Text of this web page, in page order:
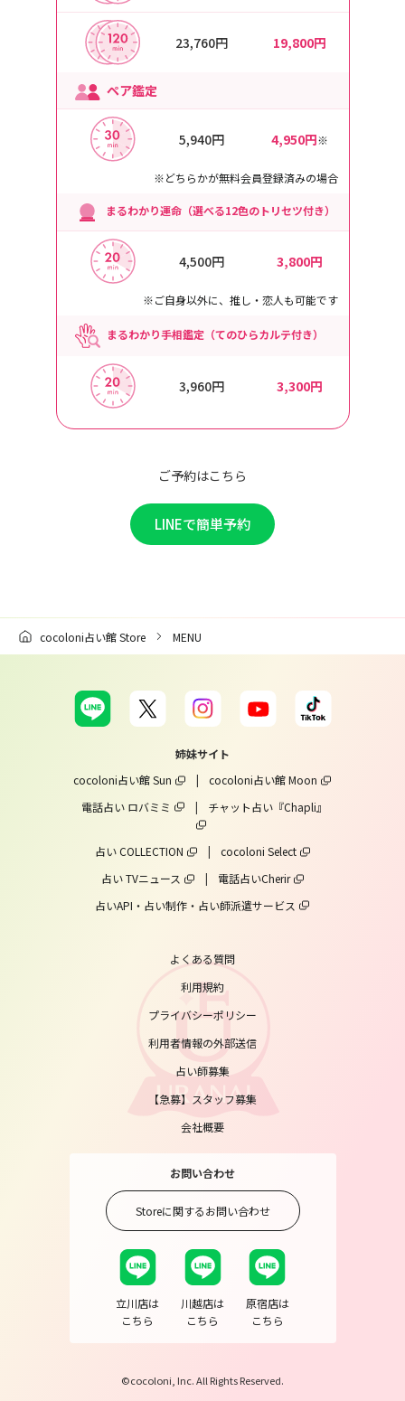
23,760円 19,800円
ペア鑑定
5,940円 4,950円※
※どちらかが無料会員登録済みの場合
まるわかり運命（選べる12色のトリセツ付き）
4,500円 3,800円
※ご自身以外に、推し・恋人も可能です
まるわかり手相鑑定（てのひらカルテ付き）
3,960円 3,300円
ご予約はこちら
LINEで簡単予約
cocoloni占い館 Store MENU
姉妹サイト
cocoloni占い館 Sun
|
cocoloni占い館 Moon
電話占い ロバミミ
| チャット占い『Chapli』
占い COLLECTION |
cocoloni Select
占い TVニュース
|
電話占いCherir
占いAPI・占い制作・占い師派遣サービス
よくある質問
利用規約
プライバシーポリシー
利用者情報の外部送信
占い師募集
【急募】スタッフ募集
会社概要
お問い合わせ
Storeに関するお問い合わせ
立川店は
こちら
川越店は
こちら
原宿店は
こちら
©cocoloni, Inc. All Rights Reserved.